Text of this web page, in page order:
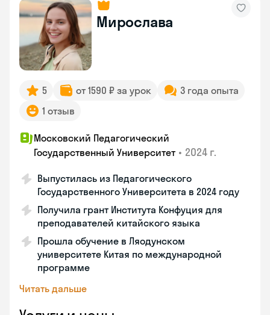
Мирослава
5 от 1590 ₽ за урок
3 года опыта
1 отзыв
Московский Педагогический
Государственный Университет • 2024 г.
Выпустилась из Педагогического
Государственного Университета в 2024 году
Получила грант Института Конфуция для
преподавателей китайского языка
Прошла обучение в Ляодунском
университете Китая по международной
программе
Читать дальше